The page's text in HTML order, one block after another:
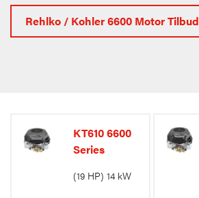
Rehlko / Kohler 6600 Motor Tilbud
KT610 6600
Series
(19 HP) 14 kW